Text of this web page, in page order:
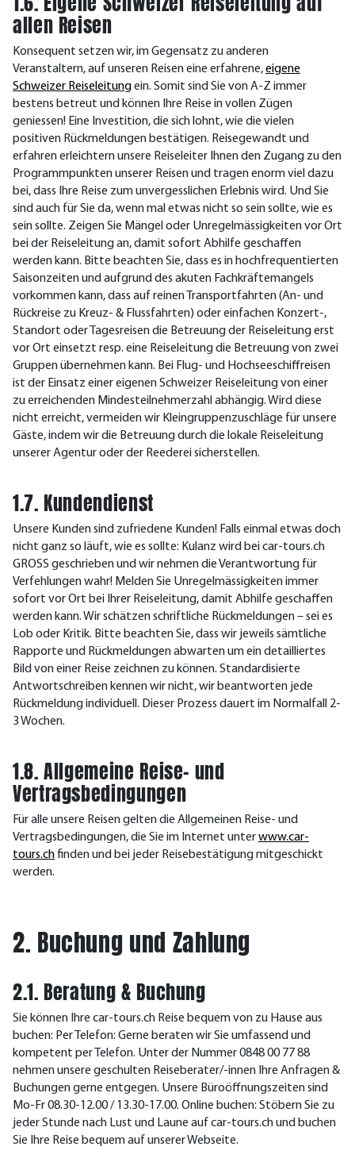
allen Reisen
Konsequent setzen wir, im Gegensatz zu anderen
Veranstaltern, auf unseren Reisen eine erfahrene,eigene
Schweizer Reiseleitungein. Somit sind Sie von A-Z immer
bestens betreut und können Ihre Reise in vollen Zügen
geniessen! Eine Investition, die sich lohnt, wie die vielen
positiven Rückmeldungen bestätigen. Reisegewandt und
erfahren erleichtern unsere Reiseleiter Ihnen den Zugang zu den
Programmpunkten unserer Reisen und tragen enorm viel dazu
bei, dass Ihre Reise zum unvergesslichen Erlebnis wird. Und Sie
sind auch für Sie da, wenn mal etwas nicht so sein sollte, wie es
sein sollte. Zeigen Sie Mängel oder Unregelmässigkeiten vor Ort
bei der Reiseleitung an, damit sofort Abhilfe geschaffen
werden kann. Bitte beachten Sie, dass es in hochfrequentierten
Saisonzeiten und aufgrund des akuten Fachkräftemangels
vorkommen kann, dass auf reinen Transportfahrten (An- und
Rückreise zu Kreuz- & Flussfahrten) oder einfachen Konzert-,
Standort oder Tagesreisen die Betreuung der Reiseleitung erst
vor Ort einsetzt resp. eine Reiseleitung die Betreuung von zwei
Gruppen übernehmen kann. Bei Flug- und Hochseeschiffreisen
ist der Einsatz einer eigenen Schweizer Reiseleitung von einer
zu erreichenden Mindesteilnehmerzahl abhängig. Wird diese
nicht erreicht, vermeiden wir Kleingruppenzuschläge für unsere
Gäste, indem wir die Betreuung durch die lokale Reiseleitung
unserer Agentur oder der Reederei sicherstellen.
1.7. Kundendienst
Unsere Kunden sind zufriedene Kunden! Falls einmal etwas doch
nicht ganz so läuft, wie es sollte: Kulanz wird bei car-tours.ch
GROSS geschrieben und wir nehmen die Verantwortung für
Verfehlungen wahr! Melden Sie Unregelmässigkeiten immer
sofort vor Ort bei Ihrer Reiseleitung, damit Abhilfe geschaffen
werden kann. Wir schätzen schriftliche Rückmeldungen – sei es
Lob oder Kritik. Bitte beachten Sie, dass wir jeweils sämtliche
Rapporte und Rückmeldungen abwarten um ein detailliertes
Bild von einer Reise zeichnen zu können. Standardisierte
Antwortschreiben kennen wir nicht, wir beantworten jede
Rückmeldung individuell. Dieser Prozess dauert im Normalfall 2-
3 Wochen.
1.8. Allgemeine Reise- und
Vertragsbedingungen
Für alle unsere Reisen gelten die Allgemeinen Reise- und
Vertragsbedingungen, die Sie im Internet unterwww.car-
tours.chfinden und bei jeder Reisebestätigung mitgeschickt
werden.
2. Buchung und Zahlung
2.1. Beratung & Buchung
Sie können Ihre car-tours.ch Reise bequem von zu Hause aus
buchen: Per Telefon: Gerne beraten wir Sie umfassend und
kompetent per Telefon. Unter der Nummer 0848 00 77 88
nehmen unsere geschulten Reiseberater/-innen Ihre Anfragen &
Buchungen gerne entgegen. Unsere Büroöffnungszeiten sind
Mo-Fr 08.30-12.00 / 13.30-17.00. Online buchen: Stöbern Sie zu
jeder Stunde nach Lust und Laune auf car-tours.ch und buchen
Sie Ihre Reise bequem auf unserer Webseite.